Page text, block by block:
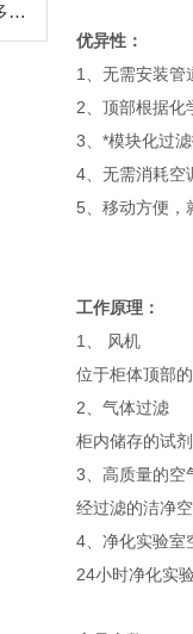
选择净气型药品柜需要考虑的多个因素
优异性：
1、无需安装管
2、顶部根据化
3、*模块化过
4、无需消耗空
5、移动方便，
工作原理：
1、 风机
位于柜体顶部
2、气体过滤
柜内储存的试
3、高质量的空
经过滤的洁净
4、净化实验室
24小时净化实